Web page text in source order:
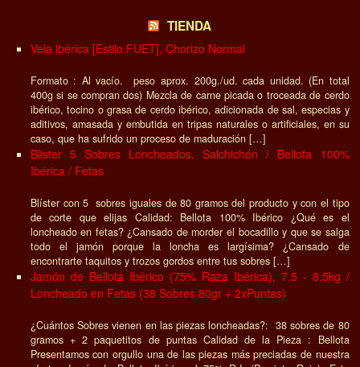
TIENDA
Vela ibérica [Estilo FUET], Chorizo Normal
Formato : Al vacío. peso aprox. 200g./ud. cada unidad. (En total
400g si se compran dos) Mezcla de carne picada o troceada de cerdo
ibérico, tocino o grasa de cerdo ibérico, adicionada de sal, especias y
aditivos, amasada y embutida en tripas naturales o artificiales, en su
caso, que ha sufrido un proceso de maduración […]
Blister 5 Sobres Loncheados, Salchichón / Bellota 100%
Ibérica / Fetas
Blíster con 5 sobres iguales de 80 gramos del producto y con el tipo
de corte que elijas Calidad: Bellota 100% Ibérico ¿Qué es el
loncheado en fetas? ¿Cansado de morder el bocadillo y que se salga
todo el jamón porque la loncha es largísima? ¿Cansado de
encontrarte taquitos y trozos gordos entre tus sobres […]
Jamón de Bellota Ibérico (75% Raza Ibérica), 7.5 - 8.5kg /
Loncheado en Fetas (38 Sobres 80gr + 2xPuntas)
¿Cuántos Sobres vienen en las piezas loncheadas?: 38 sobres de 80
gramos + 2 paquetitos de puntas Calidad de la Pieza : Bellota
Presentamos con orgullo una de las piezas más preciadas de nuestra